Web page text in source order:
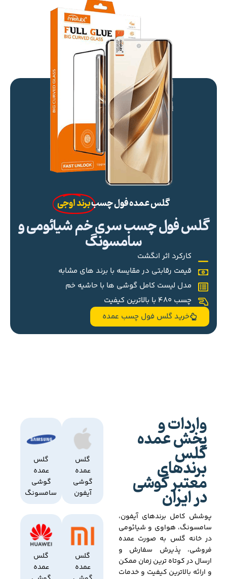
گلس عمده فول چسببرند اوجی
گلس فول چسب سری خم شیائومی و
سامسونگ
کارکرد اثر انگشت
قیمت رقابتی در مقایسه با برند های مشابه
مدل لیست کامل گوشی ها با حاشیه خم
چسب 480 با بالاترین کیفیت
خرید گلس فول چسب عمده
واردات و
پخش عمده
گلس
برندهای
معتبر گوشی
در ایران
پوشش کامل برندهای آیفون،
سامسونگ، هواوی و شیائومی
در خانه گلس به صورت عمده
فروشی، پذیرش سفارش و
ارسال در کوتاه ترین زمان ممکن
و ارائه بالاترین کیفیت و خدمات
گلس
عمده
گوشی
آیفون
گلس
عمده
گوشی
سامسونگ
گلس
عمده
گلس
عمده